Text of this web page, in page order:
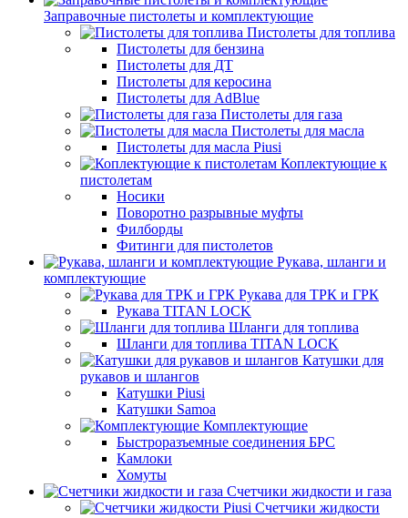
Заправочные пистолеты и комплектующие
Пистолеты для топлива
Пистолеты для бензина
Пистолеты для ДТ
Пистолеты для керосина
Пистолеты для AdBlue
Пистолеты для газа
Пистолеты для масла
Пистолеты для масла Piusi
Коплектующие к
пистолетам
Носики
Поворотно разрывные муфты
Филборды
Фитинги для пистолетов
Рукава, шланги и
комплектующие
Рукава для ТРК и ГРК
Рукава TITAN LOCK
Шланги для топлива
Шланги для топлива TITAN LOCK
Катушки для
рукавов и шлангов
Катушки Piusi
Катушки Samoa
Комплектующие
Быстроразъемные соединения БРС
Камлоки
Хомуты
Счетчики жидкости и газа
Счетчики жидкости